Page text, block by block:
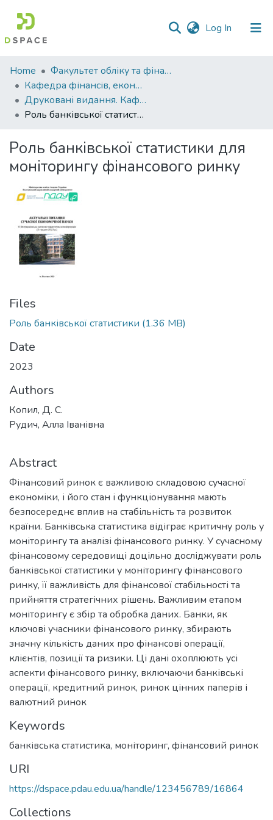
Log In (current)
Communities
&
Collections
Statistics
Home
Факультет обліку та фінансів
Кафедра фінансів, економічних досліджень і туризму
Друковані видання. Кафедра фінансів, економічних досліджень і туризму
Роль банківської статистики для моніторингу фінансового ринку
Роль банківської статистики для
моніторингу фінансового ринку
Files
Роль банківської статистики (1.36 MB)
Date
2023
Authors
Копил, Д. С.
Рудич, Алла Іванівна
Abstract
Фінансовий ринок є важливою складовою сучасної
економіки, і його стан і функціонування мають
безпосереднє вплив на стабільність та розвиток
країни. Банківська статистика відіграє критичну роль у
моніторингу та аналізі фінансового ринку. У сучасному
фінансовому середовищі доцільно досліджувати роль
банківської статистики у моніторингу фінансового
ринку, її важливість для фінансової стабільності та
прийняття стратегічних рішень. Важливим етапом
моніторингу є збір та обробка даних. Банки, як
ключові учасники фінансового ринку, збирають
значну кількість даних про фінансові операції,
клієнтів, позиції та ризики. Ці дані охоплюють усі
аспекти фінансового ринку, включаючи банківські
операції, кредитний ринок, ринок цінних паперів і
валютний ринок
Keywords
банківська статистика, моніторинг, фінансовий ринок
URI
https://dspace.pdau.edu.ua/handle/123456789/16864
Collections